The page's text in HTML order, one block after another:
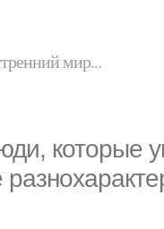
мир...
которые